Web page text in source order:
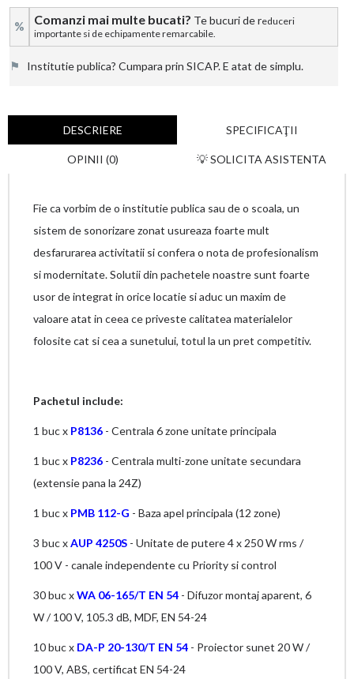
% Comanzi mai multe bucati? Te bucuri de reduceri
importante si de echipamente remarcabile.
⚑ Institutie publica? Cumpara prin SICAP. E atat de simplu.
DESCRIERE SPECIFICAŢII
OPINII (0) 💡 SOLICITA ASISTENTA
Fie ca vorbim de o institutie publica sau de o scoala, un
sistem de sonorizare zonat usureaza foarte mult
desfarurarea activitatii si confera o nota de profesionalism
si modernitate. Solutii din pachetele noastre sunt foarte
usor de integrat in orice locatie si aduc un maxim de
valoare atat in ceea ce priveste calitatea materialelor
folosite cat si cea a sunetului, totul la un pret competitiv.
Pachetul include:
1 buc x P8136 - Centrala 6 zone unitate principala
1 buc x P8236 - Centrala multi-zone unitate secundara
(extensie pana la 24Z)
1 buc x PMB 112-G - Baza apel principala (12 zone)
3 buc xAUP 4250S - Unitate de putere 4 x 250 W rms /
100 V - canale independente cu Priority si control
30 buc xWA 06-165/T EN 54 - Difuzor montaj aparent, 6
W / 100 V, 105.3 dB, MDF, EN 54-24
10 buc x DA-P 20-130/T EN 54 - Proiector sunet 20 W /
100 V, ABS, certificat EN 54-24